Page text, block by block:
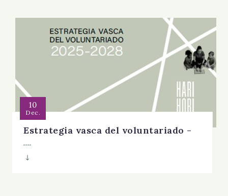
10
Dec.
Estrategia vasca del voluntariado -